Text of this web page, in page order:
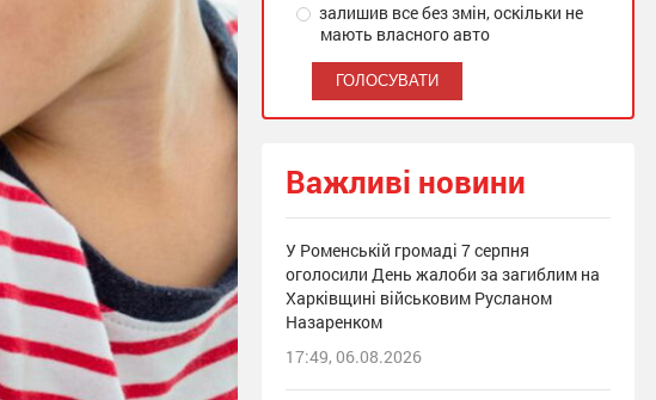
залишив все без змін, оскільки не
мають власного авто
Важливі новини
У Роменській громаді 7 серпня
оголосили День жалоби за загиблим на
Харківщині військовим Русланом
Назаренком
17:49, 06.08.2026